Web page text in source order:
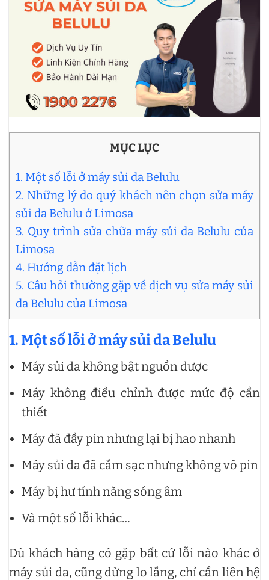
MỤC LỤC
1. Một số lỗi ở máy sủi da Belulu
2. Những lý do quý khách nên chọn sửa máy
sủi da Belulu ở Limosa
3. Quy trình sửa chữa máy sủi da Belulu của
Limosa
4. Hướng dẫn đặt lịch
5. Câu hỏi thường gặp về dịch vụ sửa máy sủi
da Belulu của Limosa
1. Một số lỗi ở máy sủi da Belulu
Máy sủi da không bật nguồn được
Máy không điều chỉnh được mức độ cần
thiết
Máy đã đầy pin nhưng lại bị hao nhanh
Máy sủi da đã cắm sạc nhưng không vô pin
Máy bị hư tính năng sóng âm
Và một số lỗi khác…
Dù khách hàng có gặp bất cứ lỗi nào khác ở
máy sủi da, cũng đừng lo lắng, chỉ cần liên hệ